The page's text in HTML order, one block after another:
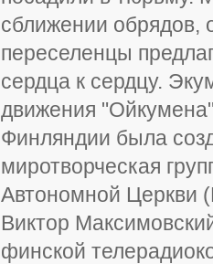
сближении обрядов,
переселенцы
сердца к сердцу.
движения
Финляндии была
миротворческая
Автономной Церкви
Виктор
финской